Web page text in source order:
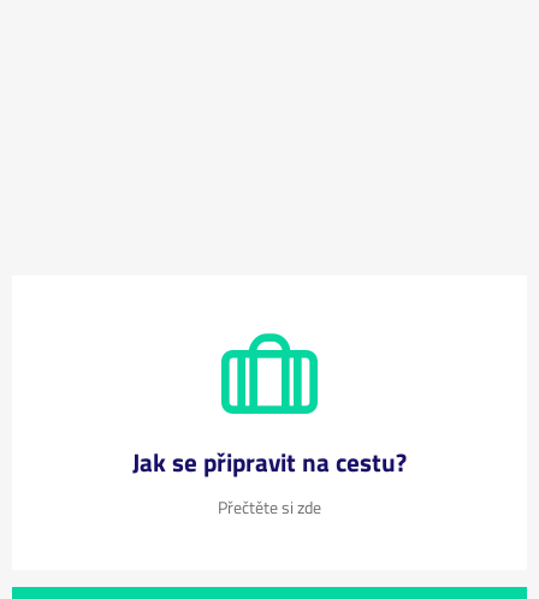
Jak se připravit na cestu?
Přečtěte si zde